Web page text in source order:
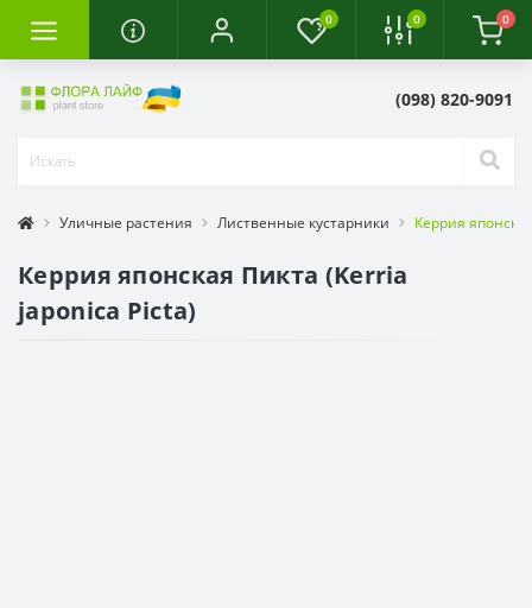
0 0 0
(098) 820-9091
Уличные растения Лиственные кустарники Керрия
Керрия японская Пикта (Kerria
japonica Picta)